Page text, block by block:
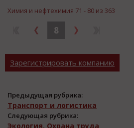
форм любой
готового
его ...
Химия и нефтехимия 71 - 80 из 363
8
Зарегистрировать компанию
Предыдущая рубрика:
Транспорт и логистика
Следующая рубрика:
Экология. Охрана труда